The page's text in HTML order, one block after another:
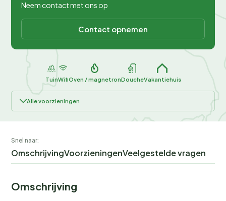
Neem contact met ons op
Contact opnemen
TuinWifiOven / magnetronDoucheVakantiehuis
Alle voorzieningen
Snel naar:
OmschrijvingVoorzieningenVeelgestelde vragen
Omschrijving